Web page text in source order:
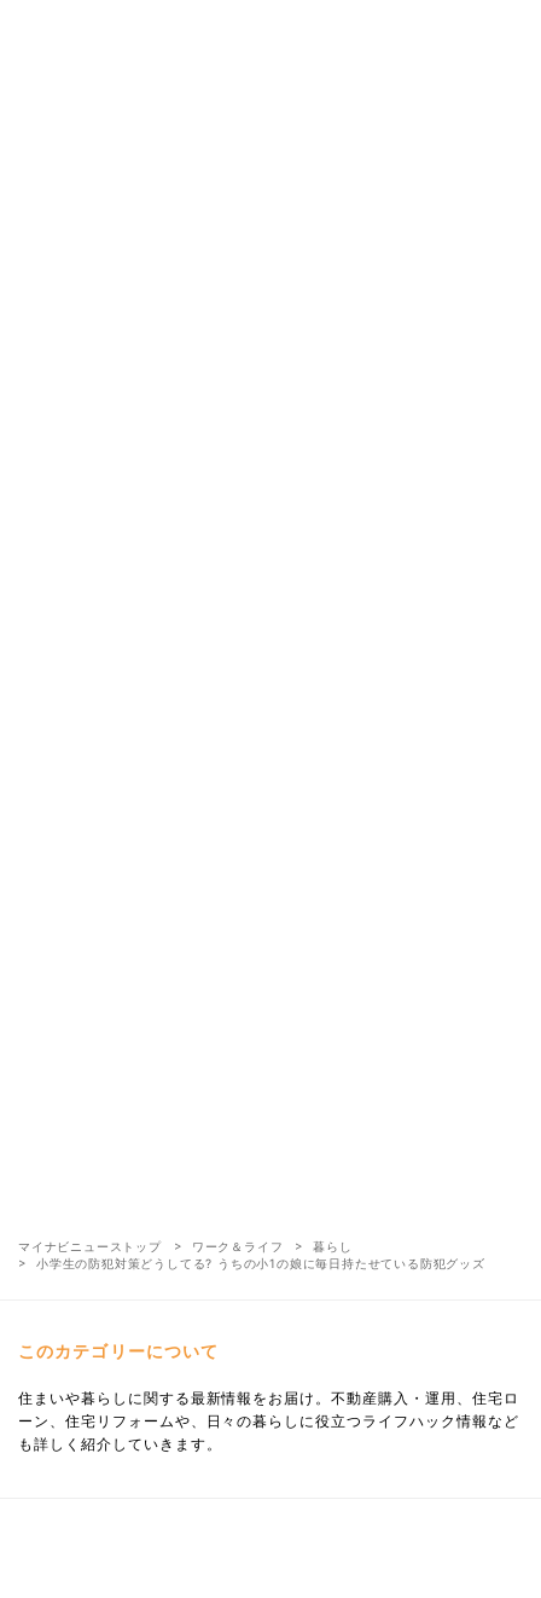
マイナビニューストップ ワーク＆ライフ
暮らし
小学生の防犯対策どうしてる? うちの小1の娘に毎日持たせている防犯グッズ
このカテゴリーについて
住まいや暮らしに関する最新情報をお届け。不動産購入・運用、住宅ロ
ーン、住宅リフォームや、日々の暮らしに役立つライフハック情報など
も詳しく紹介していきます。